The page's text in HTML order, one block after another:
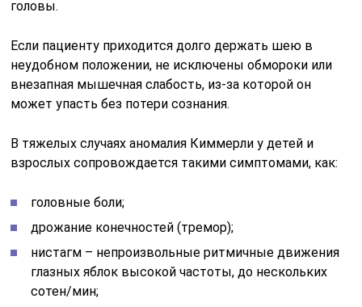
головы.
Если пациенту приходится долго держать шею в
неудобном положении, не исключены обмороки или
внезапная мышечная слабость, из-за которой он
может упасть без потери сознания.
В тяжелых случаях аномалия Киммерли у детей и
взрослых сопровождается такими симптомами, как:
головные боли;
дрожание конечностей (тремор);
нистагм – непроизвольные ритмичные движения
глазных яблок высокой частоты, до нескольких
сотен/мин;